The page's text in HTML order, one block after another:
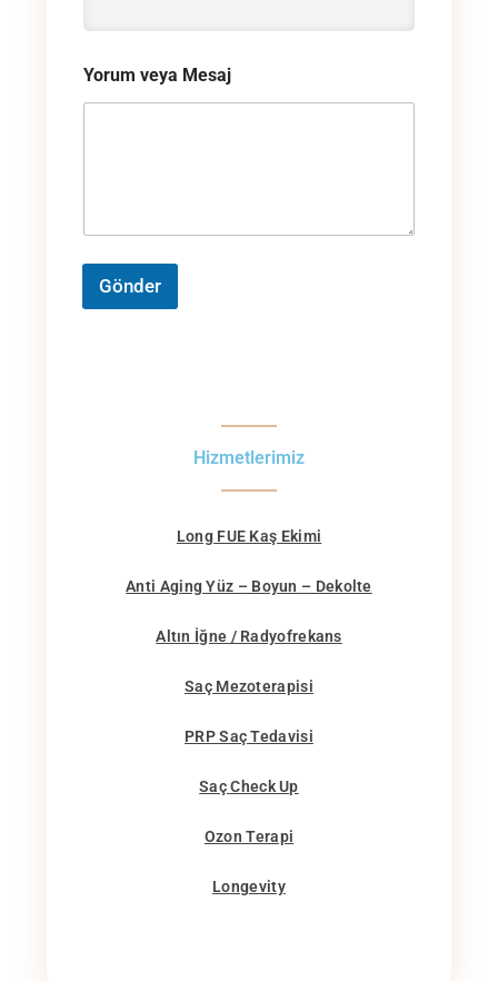
Yorum veya Mesaj
Gönder
Hizmetlerimiz
Long FUE Kaş Ekimi
Anti Aging Yüz – Boyun – Dekolte
Altın İğne / Radyofrekans
Saç Mezoterapisi
PRP Saç Tedavisi
Saç Check Up
Ozon Terapi
Longevity